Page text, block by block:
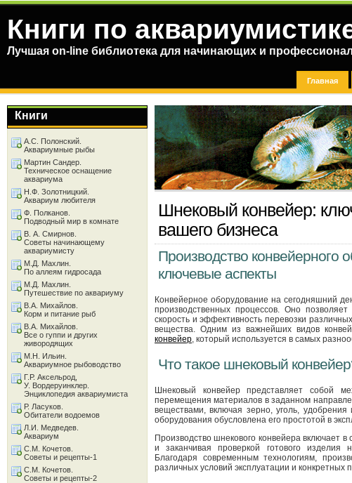
Книги по
Лучшая on-line библиотека для начинающих и
Главная
Шнековый конвейер:
вашего бизнеса
Производство конвейерного
ключевые аспекты
Конвейерное оборудование на сегодняшний
производственных процессов. Оно
скорость и эффективность перевозки
вещества. Одним из важнейших видов
конвейер, который используется в самых
Что такое шнековый
Шнековый конвейер представляет собой
перемещения материалов в заданном
веществами, включая зерно, уголь,
оборудования обусловлена его простотой в
Производство шнекового конвейера включает
и заканчивая проверкой готового изделия
Благодаря современным технологиям,
различных условий эксплуатации и конкретных
Книги
А.С. Полонский.
Аквариумные рыбы
Мартин Сандер.
Техническое оснащение
аквариума
Н.Ф. Золотницкий.
Аквариум любителя
Ф. Полканов.
Подводный мир в комнате
В. А. Смирнов.
Советы начинающему
аквариумисту
М.Д. Махлин.
По аллеям гидросада
М.Д. Махлин.
Путешествие по аквариуму
В.А. Михайлов.
Корм и питание рыб
В.А. Михайлов.
Все о гуппи и других
живородящих
М.Н. Ильин.
Аквариумное рыбоводство
Г.Р. Аксельрод,
У. Вордеруинклер.
Энциклопедия аквариумиста
Р. Ласуков.
Обитатели водоемов
Л.И. Медведев.
Аквариум
С.М. Кочетов.
Советы и рецепты-1
С.М. Кочетов.
Советы и рецепты-2